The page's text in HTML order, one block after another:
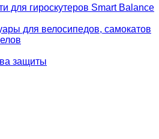
для гироскутеров Smart Balance
для велосипедов, самокатов
защиты